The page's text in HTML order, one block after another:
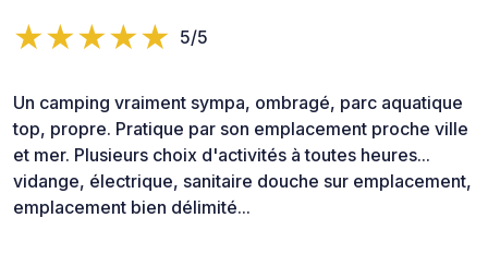
5/5
Un camping vraiment sympa, ombragé, parc aquatique
top, propre. Pratique par son emplacement proche ville
et mer. Plusieurs choix d'activités à toutes heures...
vidange, électrique, sanitaire douche sur emplacement,
emplacement bien délimité...